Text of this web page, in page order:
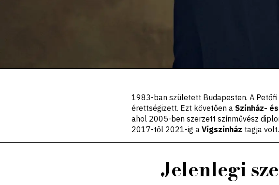
Portré,
leírás
1983-ban született Budapesten. A
érettségizett. Ezt követően a Színház-
ahol 2005-ben szerzett színművész
2017-től 2021-ig a Vígszínház tagja volt.
Jelenlegi